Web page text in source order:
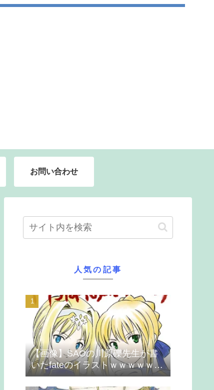
お問い合わせ
人気の記事
【画像】SAOの川原礫先生が書
いたfateのイラストｗｗｗｗｗｗ
ｗｗｗ